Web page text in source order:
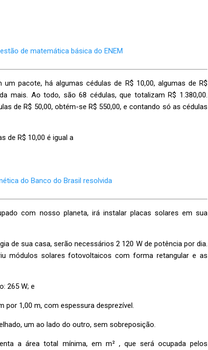
de matemática básica do ENEM
um pacote, há algumas cédulas de R$ 10,00, algumas de R$
mais. Ao todo, são 68 cédulas, que totalizam R$ 1.380,00.
de R$ 50,00, obtém-se R$ 550,00, e contando só as cédulas
de R$ 10,00 é igual a
do Banco do Brasil resolvida
com nosso planeta, irá instalar placas solares em sua
de sua casa, serão necessários 2 120 W de potência por dia.
módulos solares fotovoltaicos com forma retangular e as
265 W; e
por 1,00 m, com espessura desprezível.
um ao lado do outro, sem sobreposição.
a área total mínima, em m² , que será ocupada pelos